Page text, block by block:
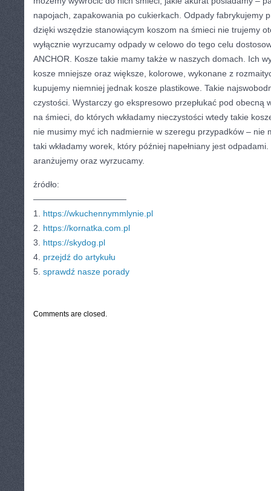
napojach, zapakowania po cukierkach. Odpady fabrykujemy
dzięki wszędzie stanowiącym koszom na śmieci nie trujemy
wyłącznie wyrzucamy odpady w celowo do tego celu
ANCHOR. Kosze takie mamy także w naszych domach. Ich
kosze mniejsze oraz większe, kolorowe, wykonane z
kupujemy niemniej jednak kosze plastikowe. Takie
czystości. Wystarczy go ekspresowo przepłukać pod obecną
na śmieci, do których wkładamy nieczystości wtedy takie
nie musimy myć ich nadmiernie w szeregu przypadków – nie
taki wkładamy worek, który później napełniany jest
aranżujemy oraz wyrzucamy.
źródło:
———————————
1. https://wkuchennymmlynie.pl
2. https://kornatka.com.pl
3. https://skydog.pl
4. przejdź do artykułu
5. sprawdź nasze porady
Comments are closed.